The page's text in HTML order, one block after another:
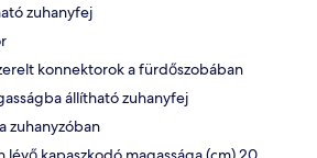
zuhanyfej
konnektorok a fürdőszobában
állítható zuhanyfej
zuhanyzóban